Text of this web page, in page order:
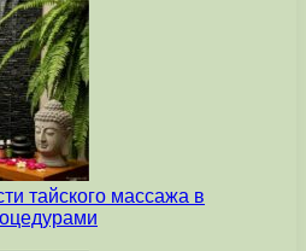
тайского массажа в